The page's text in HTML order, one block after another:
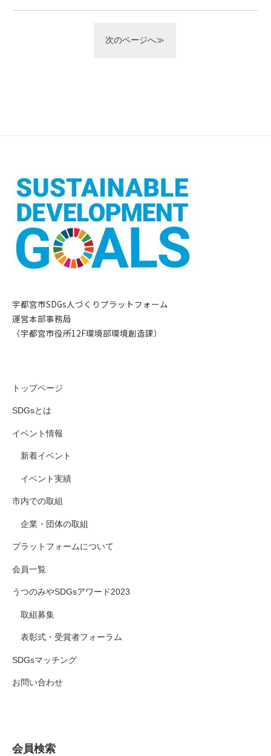
次のページへ≫
宇都宮市SDGs人づくりプラットフォーム
運営本部事務局
（宇都宮市役所12F環境部環境創造課）
トップページ
SDGsとは
イベント情報
新着イベント
イベント実績
市内での取組
企業・団体の取組
プラットフォームについて
会員一覧
うつのみやSDGsアワード2023
取組募集
表彰式・受賞者フォーラム
SDGsマッチング
お問い合わせ
会員検索